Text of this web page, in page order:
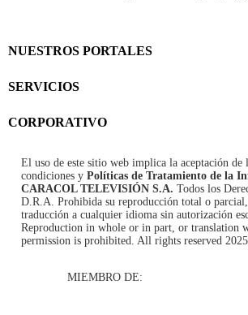
NUESTROS PORTALES
SERVICIOS
CORPORATIVO
El uso de este sitio web implica la aceptación de
condiciones y Políticas de Tratamiento de la
CARACOL TELEVISIÓN S.A. Todos los
D.R.A. Prohibida su reproducción total o
traducción a cualquier idioma sin autorización
Reproduction in whole or in part, or translation
permission is prohibited. All rights reserved 2025.
MIEMBRO DE: